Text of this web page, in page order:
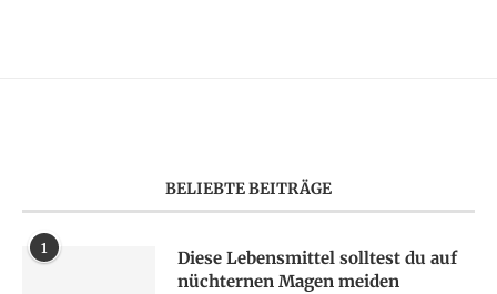
BELIEBTE BEITRÄGE
1
Diese Lebensmittel solltest du auf
nüchternen Magen meiden